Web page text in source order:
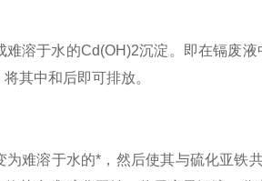
于水的Cd(OH)2沉淀。即在镉废液
其中和后即可排放。
溶于水的*，然后使其与硫化亚铁